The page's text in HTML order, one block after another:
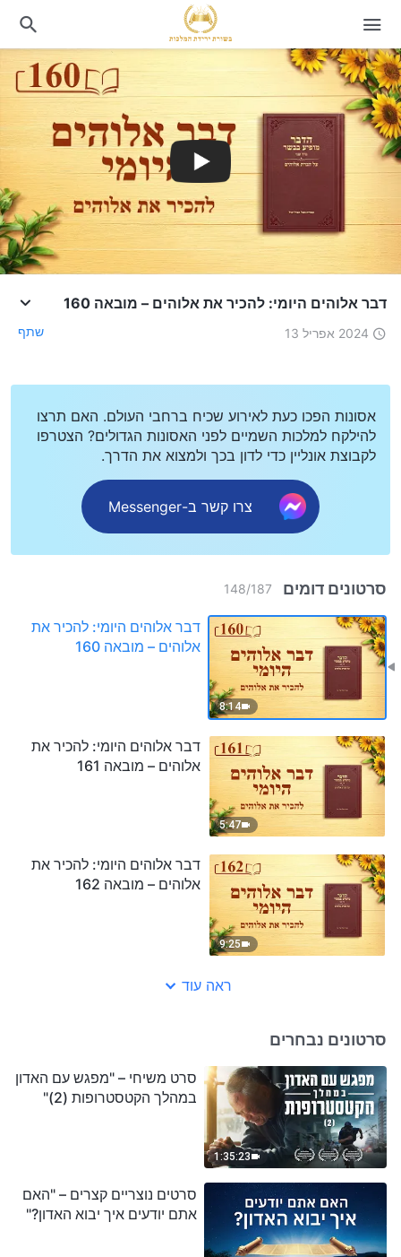
דבר אלוהים היומי: להכיר את אלוהים – מובאה 160
2024 אפריל 13 שתף
אסונות הפכו כעת לאירוע שכיח ברחבי העולם. האם תרצו
להילקח למלכות השמיים לפני האסונות הגדולים? הצטרפו
לקבוצת אונליין כדי לדון בכך ולמצוא את הדרך.
צרו קשר ב-Messenger
סרטונים דומים 148/187
8:14
דבר אלוהים היומי: להכיר את
אלוהים – מובאה 160
5:47
דבר אלוהים היומי: להכיר את
אלוהים – מובאה 161
9:25
דבר אלוהים היומי: להכיר את
אלוהים – מובאה 162
ראה עוד
סרטונים נבחרים
1:35:23
סרט משיחי – "מפגש עם האדון
במהלך הקטסטרופות (2)"
סרטים נוצריים קצרים – "האם
אתם יודעים איך יבוא האדון?"